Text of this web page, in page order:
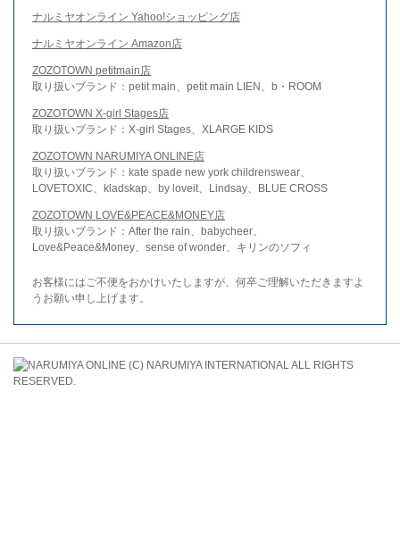
ナルミヤオンライン Yahoo!ショッピング店
ナルミヤオンライン Amazon店
ZOZOTOWN petitmain店
取り扱いブランド：petit main、petit main LIEN、b・ROOM
ZOZOTOWN X-girl Stages店
取り扱いブランド：X-girl Stages、XLARGE KIDS
ZOZOTOWN NARUMIYA ONLINE店
取り扱いブランド：kate spade new york childrenswear、
LOVETOXIC、kladskap、by loveit、Lindsay、BLUE CROSS
ZOZOTOWN LOVE&PEACE&MONEY店
取り扱いブランド：After the rain、babycheer、
Love&Peace&Money、sense of wonder、キリンのソフィ
お客様にはご不便をおかけいたしますが、何卒ご理解いただきますよ
うお願い申し上げます。